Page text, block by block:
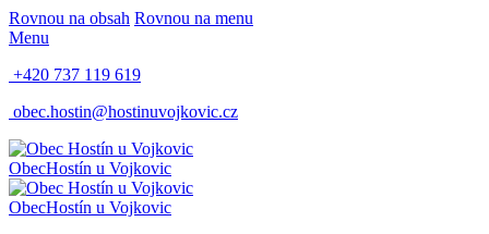
Rovnou na obsah Rovnou na menu
Menu
+420 737 119 619
obec.hostin@hostinuvojkovic.cz
ObecHostín u Vojkovic
ObecHostín u Vojkovic